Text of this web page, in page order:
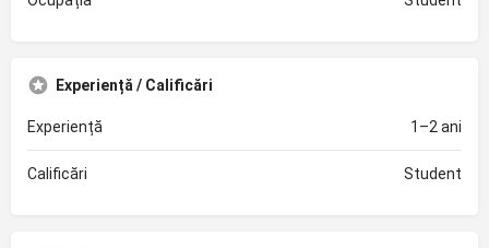
Experiență / Calificări
Experiență 1–2 ani
Calificări Student